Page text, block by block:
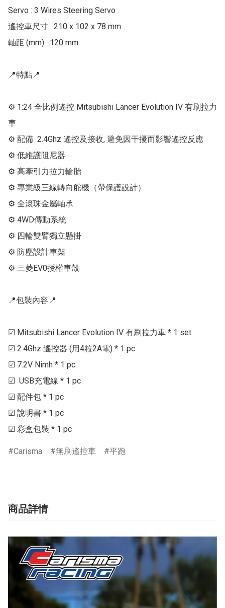
Servo : 3 Wires Steering Servo
遙控車尺寸 : 210 x 102 x 78 mm
軸距 (mm) : 120 mm
📍特點📍
⚙ 1:24 全比例遙控 Mitsubishi Lancer Evolution IV 有刷拉力
車
⚙ 配備  2.4Ghz 遙控及接收, 避免因干擾而影響遙控反應
⚙ 低維護阻尼器
⚙ 高牽引力拉力輪胎
⚙ 專業級三線轉向舵機（帶保護設計）
⚙ 全滾珠金屬軸承
⚙ 4WD傳動系統
⚙ 四輪雙臂獨立懸掛
⚙ 防塵設計車架
⚙ 三菱EV0授權車殼
📍包裝內容📍
☑ Mitsubishi Lancer Evolution IV 有刷拉力車 * 1 set
☑ 2.4Ghz 遙控器 (用4粒2A電) * 1 pc
☑ 7.2V Nimh * 1 pc
☑  USB充電線 * 1 pc
☑ 配件包 * 1 pc
☑ 說明書 * 1 pc
☑ 彩盒包裝 * 1 pc
Carisma 無刷遙控車 平跑
商品詳情